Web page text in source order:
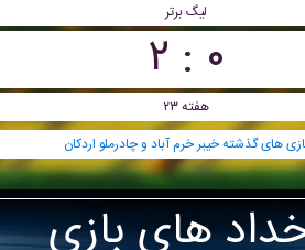
لیگ برتر
۰ : ۲
هفته ۲۳
های گذشته خيبر خرم آباد و چادرملو اردکان
های بازی